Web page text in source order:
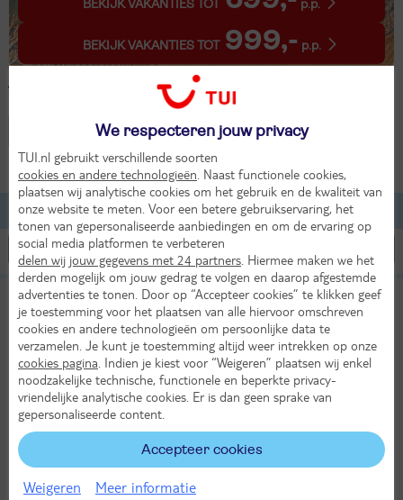
BEKIJK VAKANTIES TOT p.p.
BEKIJK VAKANTIES TOT 999,- p.p.
1 Vakantie St. Michael Im Lungau
Oostenrijk - St. Michael im Lungau
2 volwassenen
Filteren Lijst Kaart
9,4
Uitstekend
Alpenhaus Katschberg
TUI classificatie Hotel & Appartementen
Oostenrijk Grosseck Speiereck Salzburgerland St. Michael im Lungau
in aug
Zo 30 aug 2026
4 dagen (3 nachten)
Eigen vervoer
Logies
618,-
We respecteren jouw privacy
TUI.nl gebruikt verschillende soorten
cookies en andere technologieën . Naast functionele cookies,
plaatsen wij analytische cookies om het gebruik en de kwaliteit van
onze website te meten. Voor een betere gebruikservaring, het
tonen van gepersonaliseerde aanbiedingen en om de ervaring op
social media platformen te verbeteren
delen wij jouw gegevens met 24 partners . Hiermee maken we het
derden mogelijk om jouw gedrag te volgen en daarop afgestemde
advertenties te tonen. Door op “Accepteer cookies” te klikken geef
je toestemming voor het plaatsen van alle hiervoor omschreven
cookies en andere technologieën om persoonlijke data te
verzamelen. Je kunt je toestemming altijd weer intrekken op onze
cookies pagina . Indien je kiest voor “Weigeren” plaatsen wij enkel
noodzakelijke technische, functionele en beperkte privacy-
vriendelijke analytische cookies. Er is dan geen sprake van
gepersonaliseerde content.
Accepteer cookies
Weigeren Meer informatie